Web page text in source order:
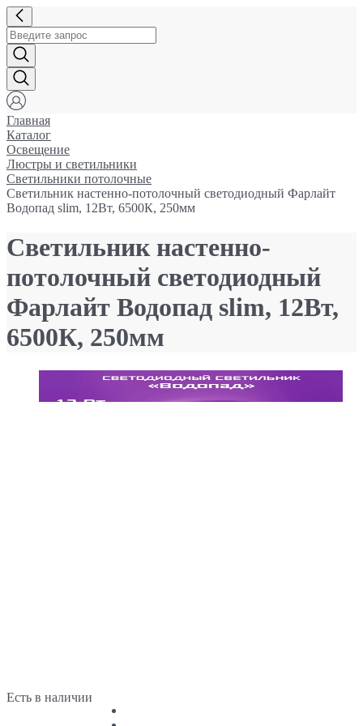
Главная
Каталог
Освещение
Люстры и светильники
Светильники потолочные
Светильник настенно-потолочный светодиодный Фарлайт
Водопад slim, 12Вт, 6500К, 250мм
Светильник настенно-
потолочный светодиодный
Фарлайт Водопад slim, 12Вт,
6500К, 250мм
Есть в наличии